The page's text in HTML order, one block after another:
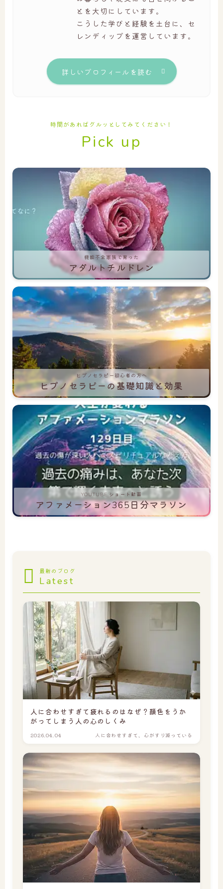
とを大切にしています。
こうした学びと経験を土台に、セ
レンディップを運営しています。
詳しいプロフィールを読む
時間があればグルッとしてみてください！
Pick up
機能不全家族で育った
アダルトチルドレン
ヒプノセラピー初心者の方へ
ヒプノセラピーの基礎知識と効果
YOUTUBE ショート動画
アファメーション365日分マラソン
最新のブログ
Latest
人に合わせすぎて疲れるのはなぜ？顔色をうか
がってしまう人の心のしくみ
2026.04.04 人に合わせすぎて、心がすり減っている